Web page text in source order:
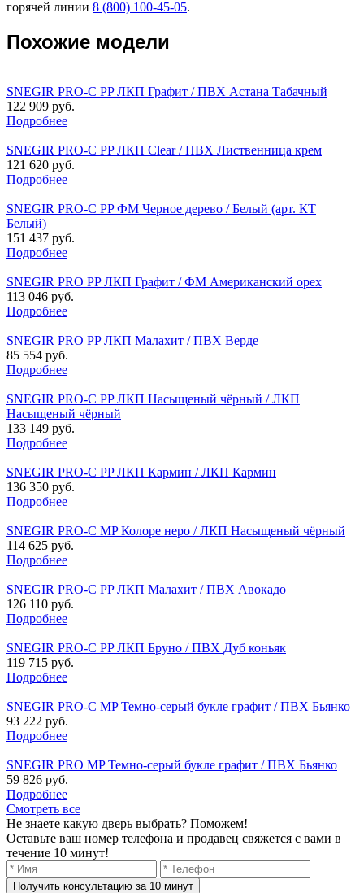
горячей линии 8 (800) 100-45-05.
Похожие модели
SNEGIR PRO-C PP ЛКП Графит / ПВХ Астана Табачный
122 909 руб.
Подробнее
SNEGIR PRO-C PP ЛКП Clear / ПВХ Лиственница крем
121 620 руб.
Подробнее
SNEGIR PRO-C PP ФМ Черное дерево / Белый (арт. КТ
Белый)
151 437 руб.
Подробнее
SNEGIR PRO PP ЛКП Графит / ФМ Американский орех
113 046 руб.
Подробнее
SNEGIR PRO PP ЛКП Малахит / ПВХ Верде
85 554 руб.
Подробнее
SNEGIR PRO-C PP ЛКП Насыщеный чёрный / ЛКП
Насыщеный чёрный
133 149 руб.
Подробнее
SNEGIR PRO-C PP ЛКП Кармин / ЛКП Кармин
136 350 руб.
Подробнее
SNEGIR PRO-C MP Колоре неро / ЛКП Насыщеный чёрный
114 625 руб.
Подробнее
SNEGIR PRO-C PP ЛКП Малахит / ПВХ Авокадо
126 110 руб.
Подробнее
SNEGIR PRO-C PP ЛКП Бруно / ПВХ Дуб коньяк
119 715 руб.
Подробнее
SNEGIR PRO-C MP Темно-серый букле графит / ПВХ Бьянко
93 222 руб.
Подробнее
SNEGIR PRO MP Темно-серый букле графит / ПВХ Бьянко
59 826 руб.
Подробнее
Смотреть все
Не знаете какую дверь выбрать? Поможем!
Оставьте ваш номер телефона и продавец свяжется с вами в
течение 10 минут!
Получить консультацию за 10 минут